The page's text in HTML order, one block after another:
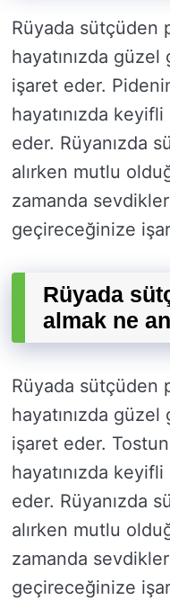
Rüyada sütçüden
hayatınızda
işaret eder.
hayatınızda
eder. Rüyanızda
alırken mutlu
zamanda
geçireceğinize
Rüyada
almak ne
Rüyada sütçüden
hayatınızda
işaret eder.
hayatınızda
eder. Rüyanızda
alırken mutlu
zamanda
geçireceğinize